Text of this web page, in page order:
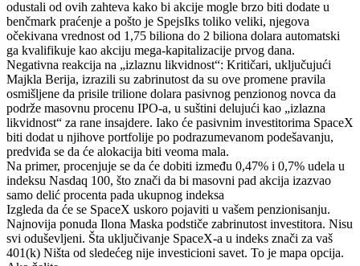
odustali od ovih zahteva kako bi akcije mogle brzo biti dodate u
benčmark praćenje a pošto je SpejsIks toliko veliki, njegova
očekivana vrednost od 1,75 biliona do 2 biliona dolara automatski
ga kvalifikuje kao akciju mega-kapitalizacije prvog dana.
Negativna reakcija na „izlaznu likvidnost“: Kritičari, uključujući
Majkla Berija, izrazili su zabrinutost da su ove promene pravila
osmišljene da prisile trilione dolara pasivnog penzionog novca da
podrže masovnu procenu IPO-a, u suštini delujući kao „izlazna
likvidnost“ za rane insajdere. Iako će pasivnim investitorima SpaceX
biti dodat u njihove portfolije po podrazumevanom podešavanju,
predviđa se da će alokacija biti veoma mala.
Na primer, procenjuje se da će dobiti između 0,47% i 0,7% udela u
indeksu Nasdaq 100, što znači da bi masovni pad akcija izazvao
samo delić procenta pada ukupnog indeksa
Izgleda da će se SpaceX uskoro pojaviti u vašem penzionisanju.
Najnovija ponuda Ilona Maska podstiče zabrinutost investitora. Nisu
svi oduševljeni. Šta uključivanje SpaceX-a u indeks znači za vaš
401(k) Ništa od sledećeg nije investicioni savet. To je mapa opcija.